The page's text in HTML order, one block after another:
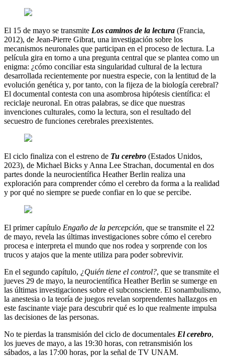
El 15 de mayo se transmite Los caminos de la lectura (Francia,
2012), de Jean-Pierre Gibrat, una investigación sobre los
mecanismos neuronales que participan en el proceso de lectura. La
película gira en torno a una pregunta central que se plantea como un
enigma: ¿cómo conciliar esta singularidad cultural de la lectura
desarrollada recientemente por nuestra especie, con la lentitud de la
evolución genética y, por tanto, con la fijeza de la biología cerebral?
El documental contesta con una asombrosa hipótesis científica: el
reciclaje neuronal. En otras palabras, se dice que nuestras
invenciones culturales, como la lectura, son el resultado del
secuestro de funciones cerebrales preexistentes.
El ciclo finaliza con el estreno de Tu cerebro (Estados Unidos,
2023), de Michael Bicks y Anna Lee Strachan, documental en dos
partes donde la neurocientífica Heather Berlin realiza una
exploración para comprender cómo el cerebro da forma a la realidad
y por qué no siempre se puede confiar en lo que se percibe.
El primer capítulo Engaño de la percepción, que se transmite el 22
de mayo, revela las últimas investigaciones sobre cómo el cerebro
procesa e interpreta el mundo que nos rodea y sorprende con los
trucos y atajos que la mente utiliza para poder sobrevivir.
En el segundo capítulo, ¿Quién tiene el control?, que se transmite el
jueves 29 de mayo, la neurocientífica Heather Berlin se sumerge en
las últimas investigaciones sobre el subconsciente. El sonambulismo,
la anestesia o la teoría de juegos revelan sorprendentes hallazgos en
este fascinante viaje para descubrir qué es lo que realmente impulsa
las decisiones de las personas.
No te pierdas la transmisión del ciclo de documentales El cerebro,
los jueves de mayo, a las 19:30 horas, con retransmisión los
sábados, a las 17:00 horas, por la señal de TV UNAM.